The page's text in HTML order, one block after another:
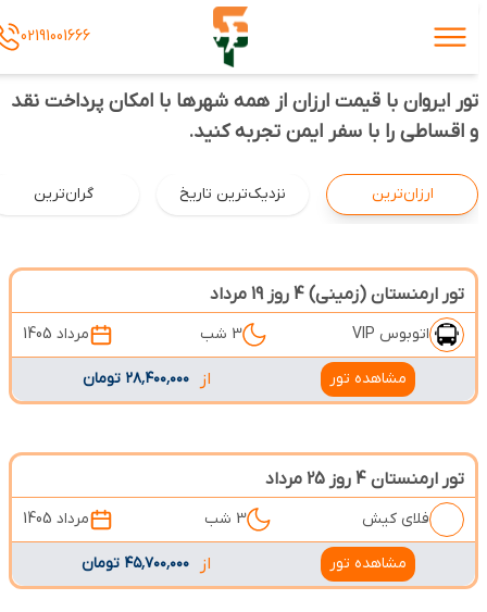
02191001666
تور ایروان با قیمت ارزان از همه شهرها با امکان پرداخت نقد
و اقساطی را با سفر ایمن تجربه کنید.
ارزان‌ترین نزدیک‌ترین تاریخ گران‌ترین
تور ارمنستان (زمینی) 4 روز 19 مرداد
اتوبوس VIP 3 شب مرداد 1405
مشاهده تور از ۲۸٬۴۰۰٬۰۰۰ تومان
تور ارمنستان 4 روز 25 مرداد
فلای کیش 3 شب مرداد 1405
مشاهده تور از ۴۵٬۷۰۰٬۰۰۰ تومان